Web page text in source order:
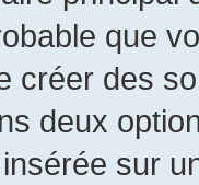
que
créer des
deux
sur